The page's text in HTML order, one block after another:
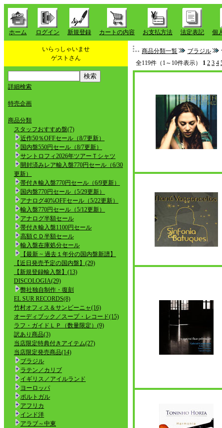
ホーム ログイン 新規登録 カートの内容 お支払方法 法定表記 個
いらっしゃいませ
ゲストさん
詳細検索
特売企画
商品分類
スタッフおすすめ盤(7)
近作50％OFFセール（8/7更新）
国内盤550円セール（8/7更新）
サントロフィ2026年ツアーＴシャツ
開封済みレア輸入盤770円セール（6/30
更新）
帯付き輸入盤770円セール（6/9更新）
国内盤770円セール（5/29更新）
アナログ40%OFFセール（5/22更新）
輸入盤770円セール（5/12更新）
アナログ半額セール
帯付き輸入盤1100円セール
高額ＣＤ半額セール
輸入盤在庫処分セール
【最新 ~ 過去１年分の国内盤新譜】
【近日発売予定の国内盤】(29)
【新規登録輸入盤】(13)
DISCOLOGIA(29)
弊社独自制作・復刻
EL SUR RECORDS(8)
竹村オフィス＆サンビーニャ(16)
オーディブック／スープ・レコード(15)
ラフ・ガイドＬＰ（数量限定）(9)
訳あり商品(3)
当店限定特典付きアイテム(27)
当店限定発売商品(14)
ブラジル
ラテン／カリブ
イギリス／アイルランド
ヨーロッパ
ポルトガル
アフリカ
インド洋
アラブ～中東
商品分類一覧 ブラジル
全119件（1～10件表示） 1 2 3 4